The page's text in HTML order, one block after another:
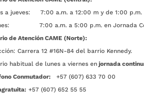
a jueves: 7:00 a.m. a 12:00 m y de 1:00 p.m.
7:00 a.m. a 5:00 p.m. en Jornada
de Atención CAME (Norte):
Carrera 12 #16N-84 del barrio Kennedy.
habitual de lunes a viernes en jornada
Conmutador:
+57 (607) 633 70 00
+57 (607) 652 55 55